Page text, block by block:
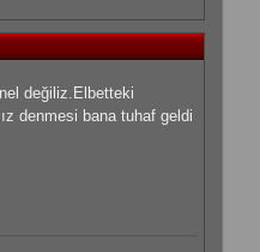
değiliz.Elbetteki
denmesi bana tuhaf geldi